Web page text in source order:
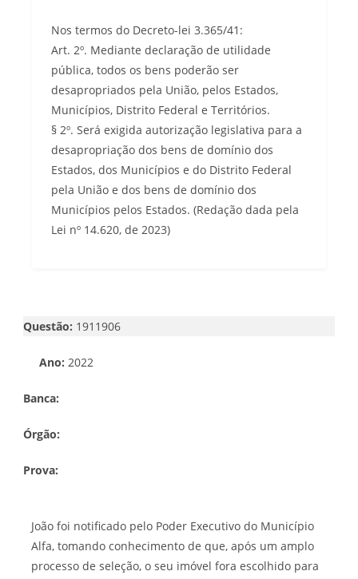
Nos termos do Decreto-lei 3.365/41:
Art. 2º. Mediante declaração de utilidade
pública, todos os bens poderão ser
desapropriados pela União, pelos Estados,
Municípios, Distrito Federal e Territórios.
§ 2º. Será exigida autorização legislativa para a
desapropriação dos bens de domínio dos
Estados, dos Municípios e do Distrito Federal
pela União e dos bens de domínio dos
Municípios pelos Estados. (Redação dada pela
Lei nº 14.620, de 2023)
Questão: 1911906
Ano: 2022
Banca:
Órgão:
Prova:
João foi notificado pelo Poder Executivo do Município
Alfa, tomando conhecimento de que, após um amplo
processo de seleção, o seu imóvel fora escolhido para